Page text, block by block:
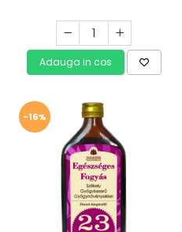
Adauga in cos
-16%